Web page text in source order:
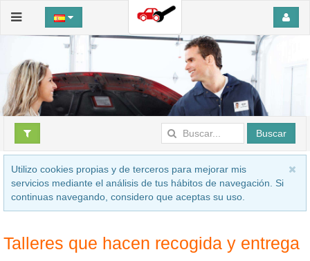
Buscar
Utilizo cookies propias y de terceros para mejorar mis
servicios mediante el análisis de tus hábitos de navegación. Si
continuas navegando, considero que aceptas su uso.
Talleres que hacen recogida y entrega